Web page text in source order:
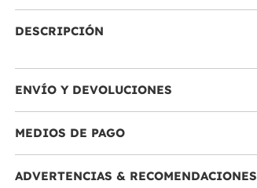
DESCRIPCIÓN
ENVÍO Y DEVOLUCIONES
MEDIOS DE PAGO
ADVERTENCIAS & RECOMENDACIONES